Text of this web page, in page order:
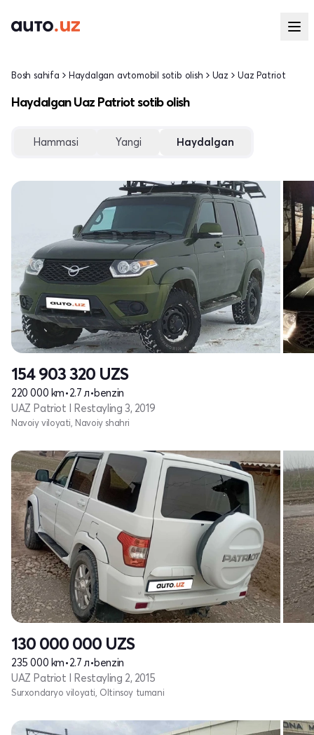
Bosh sahifa Haydalgan avtomobil sotib olish Uaz Uaz Patriot
Haydalgan Uaz Patriot sotib olish
Hammasi Yangi Haydalgan
154 903 320 UZS
220 000 km•2.7 л•benzin
UAZ Patriot I Restayling 3, 2019
Navoiy viloyati, Navoiy shahri
130 000 000 UZS
235 000 km•2.7 л•benzin
UAZ Patriot I Restayling 2, 2015
Surxondaryo viloyati, Oltinsoy tumani